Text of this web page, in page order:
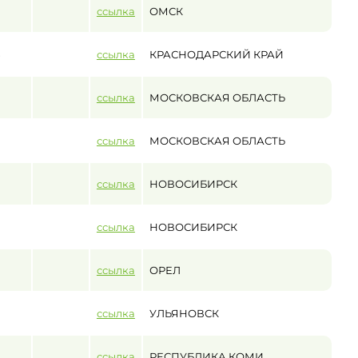
ссылка ОМСК
ссылка КРАСНОДАРСКИЙ КРАЙ
ссылка МОСКОВСКАЯ ОБЛАСТЬ
ссылка МОСКОВСКАЯ ОБЛАСТЬ
ссылка НОВОСИБИРСК
ссылка НОВОСИБИРСК
ссылка ОРЕЛ
ссылка УЛЬЯНОВСК